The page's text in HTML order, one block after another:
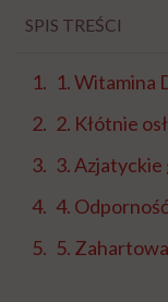
SPIS TREŚCI
1. Witamina
2. Kłótnie
3.
4.
5.